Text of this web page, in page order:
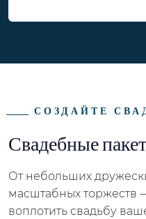
СОЗДАЙТЕ
Свадебные
От небольших
масштабных торжеств
воплотить свадьбу